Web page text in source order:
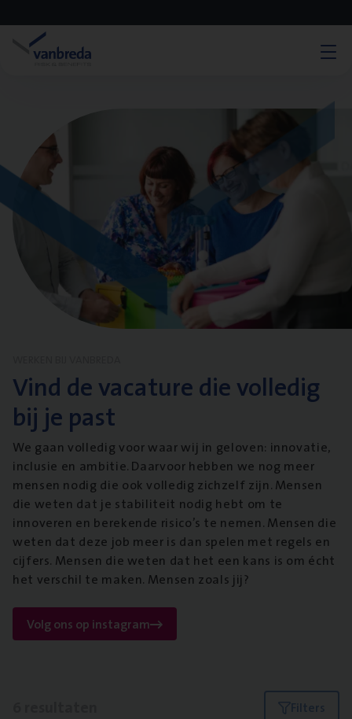
Vind de vacature die volledig
bij je past
We gaan volledig voor waar wij in geloven: innovatie,
inclusie en ambitie. Daarvoor hebben we nog meer
mensen nodig die ook volledig zichzelf zijn. Mensen
die weten dat je stabiliteit nodig hebt om te
innoveren en berekende risico’s te nemen. Mensen die
weten dat deze job meer is dan spelen met regels en
cijfers. Mensen die weten dat het een kans is om écht
het verschil te maken. Mensen zoals jij?
Volg ons op instagram
Filters